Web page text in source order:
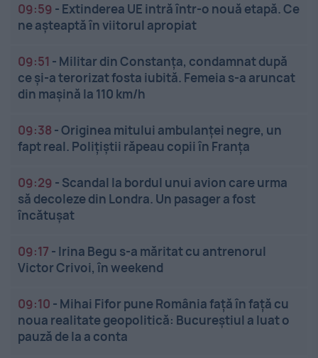
09:59 - Extinderea UE intră într-o nouă etapă. Ce
ne așteaptă în viitorul apropiat
09:51 - Militar din Constanța, condamnat după
ce și-a terorizat fosta iubită. Femeia s-a aruncat
din mașină la 110 km/h
09:38 -Originea mitului ambulanței negre, un
fapt real. Polițiștii răpeau copii în Franța
09:29 - Scandal la bordul unui avion care urma
să decoleze din Londra. Un pasager a fost
încătușat
09:17 - Irina Begu s-a măritat cu antrenorul
Victor Crivoi, în weekend
09:10 - Mihai Fifor pune România față în față cu
noua realitate geopolitică: Bucureștiul a luat o
pauză de la a conta